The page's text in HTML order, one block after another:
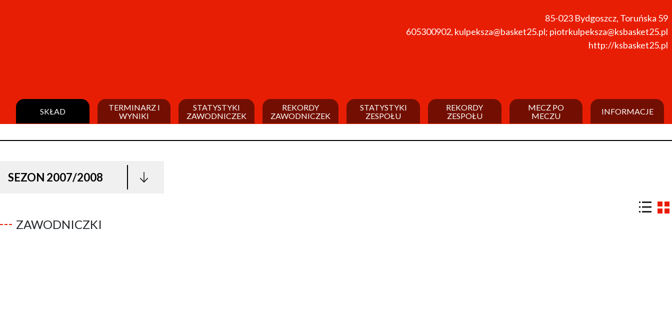
85-023 Bydgoszcz, Toruńska 59
605300902, kulpeksza@basket25.pl; piotrkulpeksza@ksbasket25.pl
http://ksbasket25.pl
SKŁAD
TERMINARZ I
WYNIKI
STATYSTYKI
ZAWODNICZEK
REKORDY
ZAWODNICZEK
STATYSTYKI
ZESPOŁU
REKORDY
ZESPOŁU
MECZ PO
MECZU
INFORMACJE
SEZON 2007/2008
ZAWODNICZKI